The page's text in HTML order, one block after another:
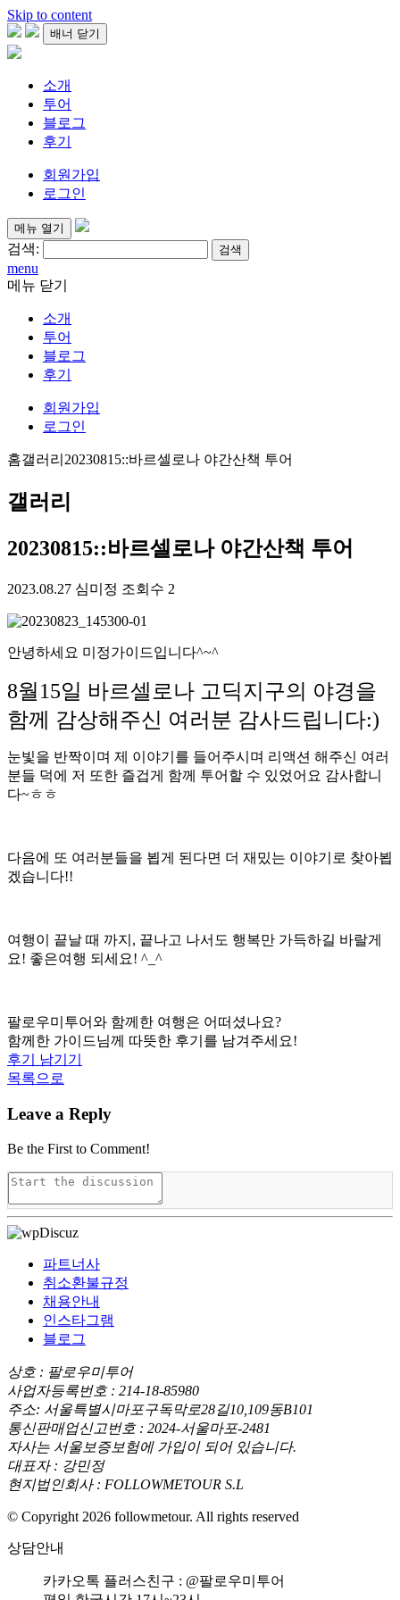
Skip to content
배너 닫기
소개
투어
블로그
후기
회원가입
로그인
메뉴 열기
검색:
menu
메뉴 닫기
소개
투어
블로그
후기
회원가입
로그인
홈갤러리 20230815::바르셀로나 야간산책 투어
갤러리
20230815::바르셀로나 야간산책 투어
2023.08.27 심미정 조회수 2
안녕하세요 미정가이드입니다^~^
8월15일 바르셀로나 고딕지구의 야경을
함께 감상해주신 여러분 감사드립니다:)
눈빛을 반짝이며 제 이야기를 들어주시며 리액션 해주신 여러
분들 덕에 저 또한 즐겁게 함께 투어할 수 있었어요 감사합니
다~ㅎㅎ
다음에 또 여러분들을 뵙게 된다면 더 재밌는 이야기로 찾아뵙
겠습니다!!
여행이 끝날 때 까지, 끝나고 나서도 행복만 가득하길 바랄게
요! 좋은여행 되세요! ^_^
팔로우미투어와 함께한 여행은 어떠셨나요?
함께한 가이드님께 따뜻한 후기를 남겨주세요!
후기 남기기
목록으로
Leave a Reply
Be the First to Comment!
파트너사
취소환불규정
채용안내
인스타그램
블로그
상호 : 팔로우미투어
사업자등록번호 : 214-18-85980
주소: 서울특별시마포구독막로28길10,109동B101
통신판매업신고번호 : 2024-서울마포-2481
자사는 서울보증보험에 가입이 되어 있습니다.
대표자 : 강민정
현지법인회사 : FOLLOWMETOUR S.L
© Copyright 2026 followmetour. All rights reserved
상담안내
카카오톡 플러스친구 : @팔로우미투어